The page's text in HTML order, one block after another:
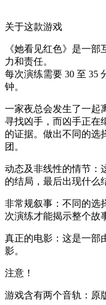
关于这款游戏
《她看见红色》是一
力和责任。
每次演练需要 30 至 35
钟。
一家夜总会发生了一起
寻找凶手，而凶手正在
的证据。做出不同的选
团。
动态及非线性的情节：
的结局，最后出现什么
非常规叙事：不同的选
次演练才能揭示整个故
真正的电影：这是一部
影。
注意！
游戏含有两个音轨：原